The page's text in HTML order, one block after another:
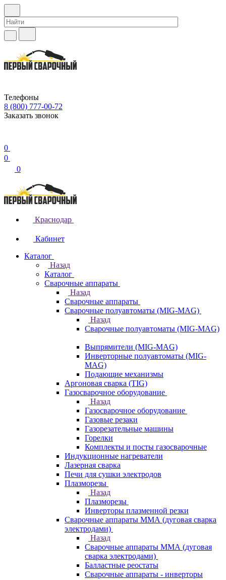
Телефоны
8 (800) 777-00-72
Заказать звонок
0
0
0
Краснодар
Кабинет
Каталог
Назад
Каталог
Сварочные аппараты
Назад
Сварочные аппараты
Сварочные полуавтоматы (MIG-MAG)
Назад
Сварочные полуавтоматы (MIG-MAG)
Выпрямители (MIG-MAG)
Инверторные полуавтоматы (MIG-
MAG)
Подающие механизмы
Аргоновая сварка (TIG)
Газосварочное оборудование
Назад
Газосварочное оборудование
Газовые резаки
Газорезательные машины
Горелки
Комплекты и посты газосварочные
Индукционные нагреватели
Лазерная сварка
Печи для сушки электродов
Плазморезы
Назад
Плазморезы
Инверторы плазменной резки
Сварочные аппараты ММА (дуговая сварка
электродами)
Назад
Сварочные аппараты ММА (дуговая
сварка электродами)
Балластные реостаты
Сварочные аппараты - инверторы